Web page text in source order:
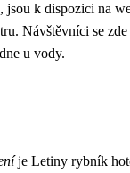
jsou k dispozici na
Návštěvníci se
u vody.
je Letiny rybník